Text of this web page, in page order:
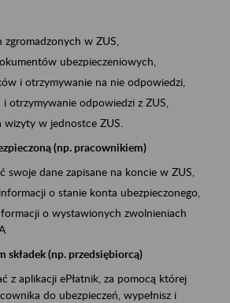
w ZUS,
ubezpieczeniowych,
i otrzymywanie na nie odpowiedzi,
otrzymywanie odpowiedzi z ZUS,
wizyty w jednostce ZUS.
(np. pracownikiem)
swoje dane zapisane na koncie w ZUS,
o stanie konta ubezpieczonego,
o wystawionych zwolnieniach
składek (np. przedsiębiorcą)
z aplikacji ePłatnik, za pomocą której
do ubezpieczeń, wypełnisz i